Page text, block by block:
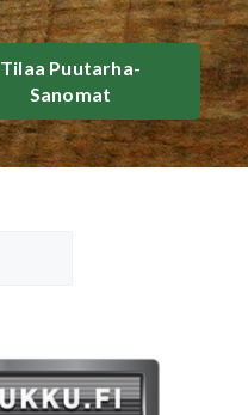
Tilaa Puutarha-
Sanomat